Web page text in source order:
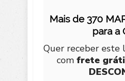
Mais de 370
para a
Quer receber este
com frete